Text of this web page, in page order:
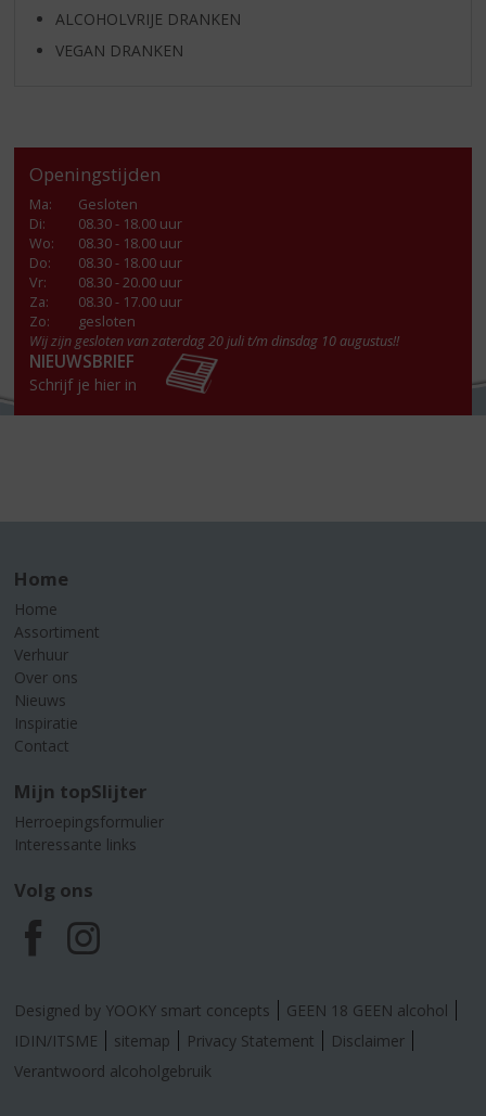
ALCOHOLVRIJE DRANKEN
VEGAN DRANKEN
Openingstijden
Ma:
Gesloten
Di:
08.30 - 18.00 uur
Wo:
08.30 - 18.00 uur
Do:
08.30 - 18.00 uur
Vr:
08.30 - 20.00 uur
Za:
08.30 - 17.00 uur
Zo:
gesloten
Wij zijn gesloten van zaterdag 20 juli t/m dinsdag 10 augustus!!
NIEUWSBRIEF
Schrijf je hier in
Home
Home
Assortiment
Verhuur
Over ons
Nieuws
Inspiratie
Contact
Mijn topSlijter
Herroepingsformulier
Interessante links
Volg ons
F
a
c
I
n
s
Designed by YOOKY smart concepts
GEEN 18 GEEN alcohol
IDIN/ITSME
sitemap Privacy Statement
Disclaimer
Verantwoord alcoholgebruik